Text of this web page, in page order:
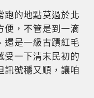
跑的地點莫過於北
便，不管是到一滴
還是一級古蹟紅毛
受一下清末民初的
訊號穩又順，讓咱